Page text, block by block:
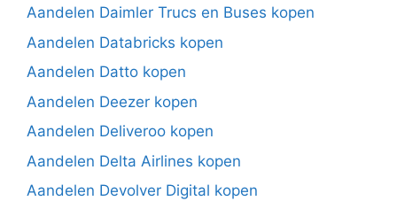
Aandelen Daimler Trucs en Buses kopen
Aandelen Databricks kopen
Aandelen Datto kopen
Aandelen Deezer kopen
Aandelen Deliveroo kopen
Aandelen Delta Airlines kopen
Aandelen Devolver Digital kopen